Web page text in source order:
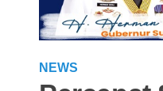
NEWS